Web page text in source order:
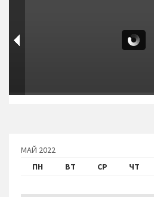
МАЙ 2022
ПН
ВТ СР ЧТ